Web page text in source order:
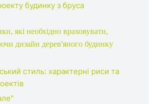
будинку з бруса
які необхідно враховувати,
дизайн дерев'яного будинку
стиль: характерні риси та